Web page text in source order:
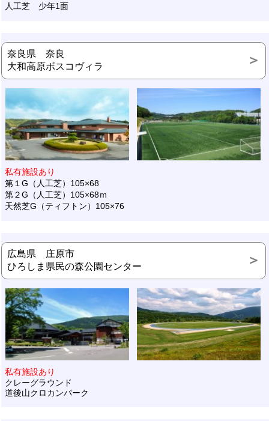
人工芝 少年1面
奈良県 奈良
大和高原ボスコヴィラ
私有施設あり
第１G（人工芝）105×68
第２G（人工芝）105×68ｍ
天然芝G（ティフトン）105×76
広島県 庄原市
ひろしま県民の森公園センター
私有施設あり
クレーグラウンド
道後山クロカンパーク